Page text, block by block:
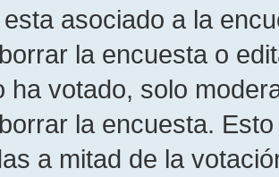
asociado a la
la encuesta o
ha votado, solo
la encuesta.
a mitad de la